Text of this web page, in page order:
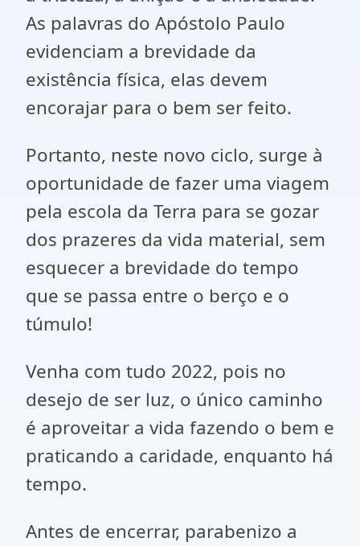
As palavras do Apóstolo Paulo
evidenciam a brevidade da
existência física, elas devem
encorajar para o bem ser feito.
Portanto, neste novo ciclo, surge à
oportunidade de fazer uma viagem
pela escola da Terra para se gozar
dos prazeres da vida material, sem
esquecer a brevidade do tempo
que se passa entre o berço e o
túmulo!
Venha com tudo 2022, pois no
desejo de ser luz, o único caminho
é aproveitar a vida fazendo o bem e
praticando a caridade, enquanto há
tempo.
Antes de encerrar, parabenizo a